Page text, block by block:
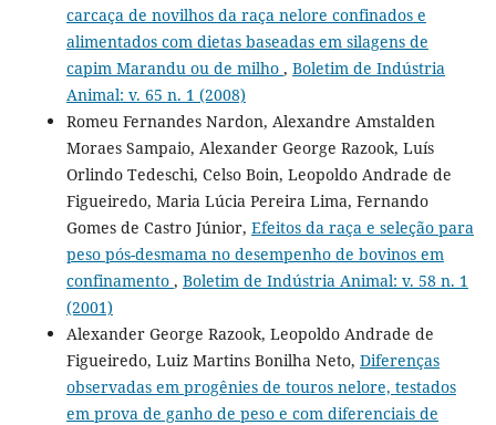
carcaça de novilhos da raça nelore confinados e
alimentados com dietas baseadas em silagens de
capim Marandu ou de milho , Boletim de Indústria
Animal: v. 65 n. 1 (2008)
Romeu Fernandes Nardon, Alexandre Amstalden
Moraes Sampaio, Alexander George Razook, Luís
Orlindo Tedeschi, Celso Boin, Leopoldo Andrade de
Figueiredo, Maria Lúcia Pereira Lima, Fernando
Gomes de Castro Júnior, Efeitos da raça e seleção para
peso pós-desmama no desempenho de bovinos em
confinamento , Boletim de Indústria Animal: v. 58 n. 1
(2001)
Alexander George Razook, Leopoldo Andrade de
Figueiredo, Luiz Martins Bonilha Neto, Diferenças
observadas em progênies de touros nelore, testados
em prova de ganho de peso e com diferenciais de